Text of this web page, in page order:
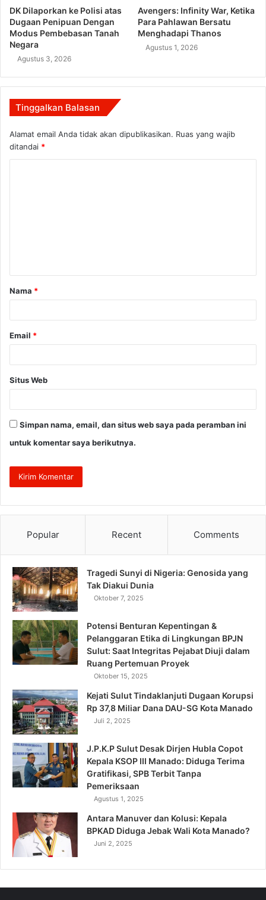
DK Dilaporkan ke Polisi atas
Dugaan Penipuan Dengan
Modus Pembebasan Tanah
Negara
Agustus 3, 2026
Avengers: Infinity War, Ketika
Para Pahlawan Bersatu
Menghadapi Thanos
Agustus 1, 2026
Tinggalkan Balasan
Alamat email Anda tidak akan dipublikasikan. Ruas yang wajib
ditandai *
a
r
Nama *
Email *
Situs Web
Simpan nama, email, dan situs web saya pada peramban ini
untuk komentar saya berikutnya.
Popular Recent Comments
Tragedi Sunyi di Nigeria: Genosida yang
Tak Diakui Dunia
Oktober 7, 2025
Potensi Benturan Kepentingan &
Pelanggaran Etika di Lingkungan BPJN
Sulut: Saat Integritas Pejabat Diuji dalam
Ruang Pertemuan Proyek
Oktober 15, 2025
Kejati Sulut Tindaklanjuti Dugaan Korupsi
Rp 37,8 Miliar Dana DAU-SG Kota Manado
Juli 2, 2025
J.P.K.P Sulut Desak Dirjen Hubla Copot
Kepala KSOP III Manado: Diduga Terima
Gratifikasi, SPB Terbit Tanpa
Pemeriksaan
Agustus 1, 2025
Antara Manuver dan Kolusi: Kepala
BPKAD Diduga Jebak Wali Kota Manado?
Juni 2, 2025